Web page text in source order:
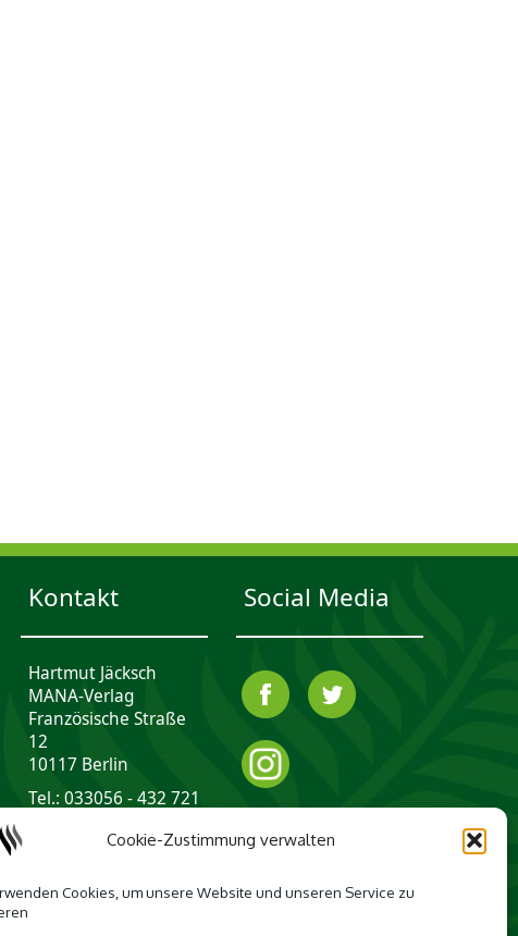
Cookie-Zustimmung verwalten
Cookies, um unsere Website und unseren Service zu
Kontakt
Hartmut Jäcksch
MANA-Verlag
Französische Straße
12
10117 Berlin
Tel.: 033056 - 432 721
Social Media